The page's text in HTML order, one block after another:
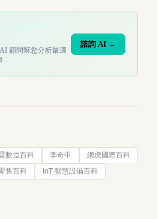
顧問幫您分析最適
諮詢 AI →
數位百科 李奇申
網虎國際百科
售百科
IoT 智慧設備百科